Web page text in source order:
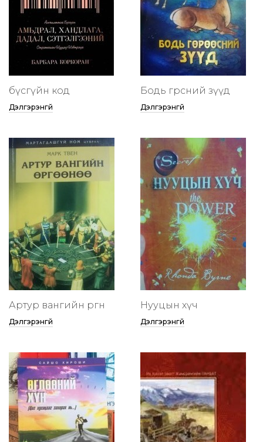
бүсгүйн код
Дэлгэрэнгүй
Бодь гөрөөсний зүүд
Дэлгэрэнгүй
Артур вангийн өргөөнөө
Дэлгэрэнгүй
Нууцын хүч
Дэлгэрэнгүй